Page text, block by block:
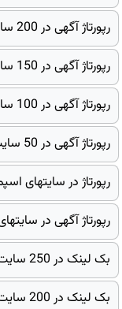
رپورتاژ آگهی در 200 سایت
رپورتاژ آگهی در 150 سایت
رپورتاژ آگهی در 100 سایت
رپورتاژ آگهی در 50 سایت
رپورتاژ در سایتهای
رپورتاژ آگهی در
بک لینک در 250 سایت
بک لینک در 200 سایت